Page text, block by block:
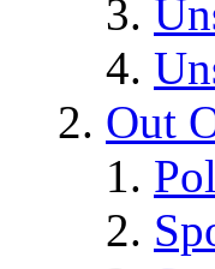
Out